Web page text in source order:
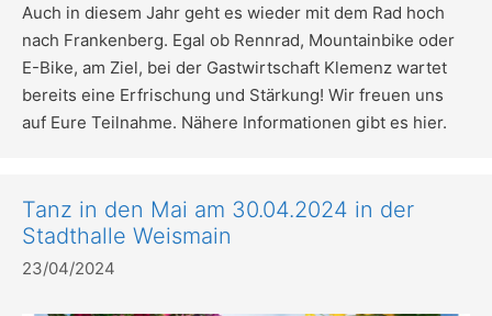
Auch in diesem Jahr geht es wieder mit dem Rad hoch
nach Frankenberg. Egal ob Rennrad, Mountainbike oder
E-Bike, am Ziel, bei der Gastwirtschaft Klemenz wartet
bereits eine Erfrischung und Stärkung! Wir freuen uns
auf Eure Teilnahme. Nähere Informationen gibt es hier.
Tanz in den Mai am 30.04.2024 in der
Stadthalle Weismain
23/04/2024